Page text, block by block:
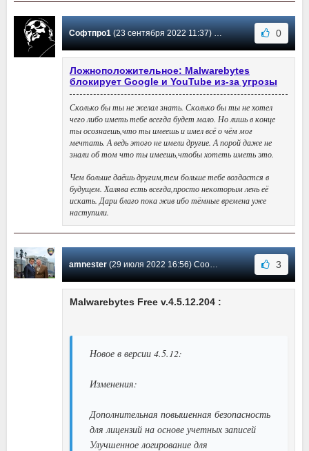
Софтпро1(23 сентября 2022 11:37) Сообщение #1806 0
Ложноположительное: Malwarebytes
блокирует Google и YouTube из-за угрозы
Сколько бы ты не желал знать. Сколько бы ты не хотел
чего либо иметь тебе всегда будет мало. Но лишь в конце
ты осознаешь,что ты имеешь и имел всё о чём мог
мечтать. А ведь этого не имели другие. А порой даже не
знали об том что ты имеешь,чтобы хотеть иметь это.
Чем больше даёшь другим,тем больше тебе воздастся в
будущем. Халява есть всегда,просто некоторым лень её
искать. Дари благо пока жив ибо тёмные времена уже
наступили.
amnester(29 июля 2022 16:56) Сообщение #1805 3
Malwarebytes Free v.4.5.12.204 :
Новое в версии 4.5.12:
Изменения:
Дополнительная повышенная безопасность
для лицензий на основе учетных записей
Улучшенное логирование для